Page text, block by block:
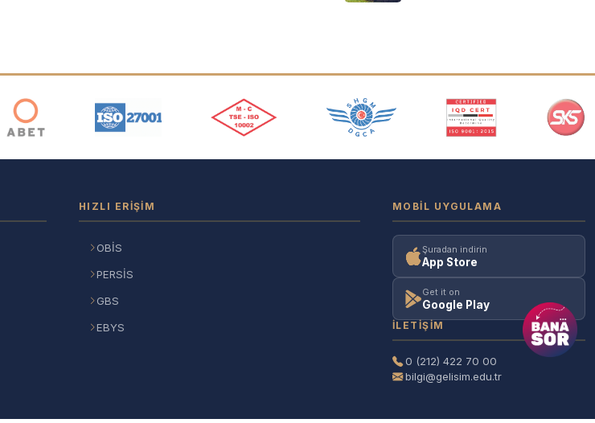
HIZLI ERIŞIM
OBİS
PERSİS
GBS
EBYS
MOBIL UYGULAMA
Şuradan indirin
App Store
Get it on
Google Play
İLETIŞIM
0 (212) 422 70 00
bilgi@gelisim.edu.tr